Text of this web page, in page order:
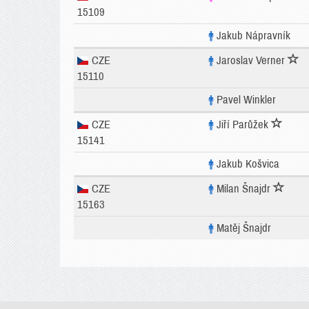
15109
Jakub Nápravník
CZE
15110
Jaroslav Verner
Pavel Winkler
CZE
15141
Jiří Parůžek
Jakub Košvica
CZE
15163
Milan Šnajdr
Matěj Šnajdr